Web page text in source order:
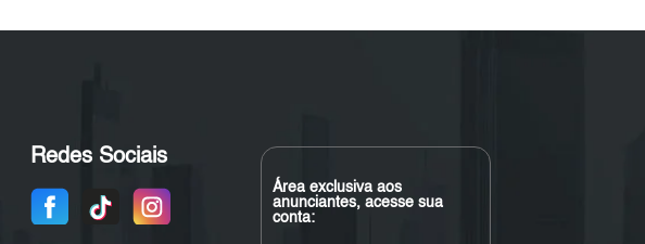
Redes Sociais
Área exclusiva aos
anunciantes, acesse sua
conta: